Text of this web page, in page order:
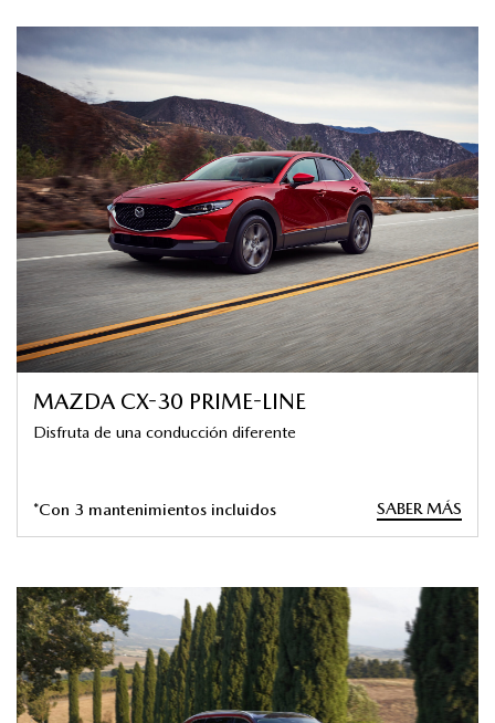
MAZDA CX-30 PRIME-LINE
Disfruta de una conducción diferente
*Con 3 mantenimientos incluidos SABER MÁS